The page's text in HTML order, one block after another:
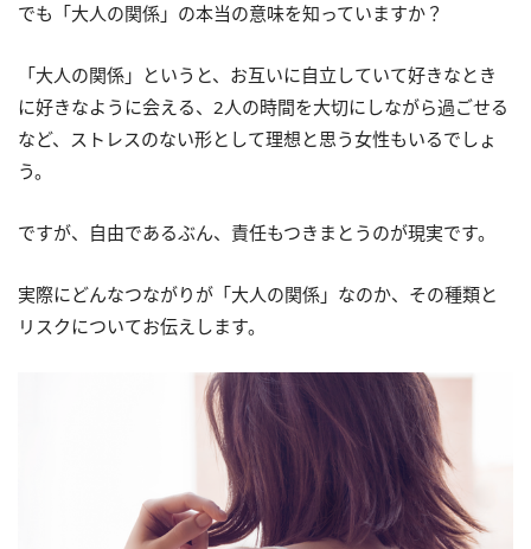
でも「大人の関係」の本当の意味を知っていますか？
「大人の関係」というと、お互いに自立していて好きなとき
に好きなように会える、2人の時間を大切にしながら過ごせる
など、ストレスのない形として理想と思う女性もいるでしょ
う。
ですが、自由であるぶん、責任もつきまとうのが現実です。
実際にどんなつながりが「大人の関係」なのか、その種類と
リスクについてお伝えします。